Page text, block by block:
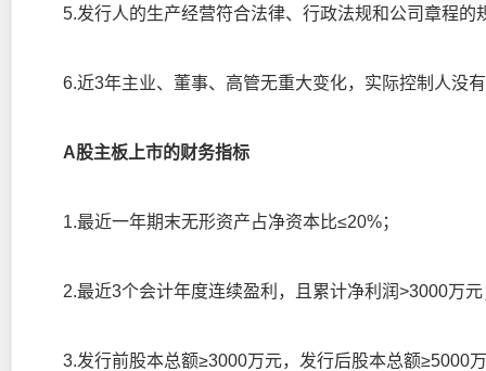
5.发行人的生产经营符合法律、行政法规和公司章程的
6.近3年主业、董事、高管无重大变化，实际控制人没
A股主板上市的财务指标
1.最近一年期末无形资产占净资本比≤20%；
2.最近3个会计年度连续盈利，且累计净利润>3000万元
3.发行前股本总额≥3000万元，发行后股本总额≥5000